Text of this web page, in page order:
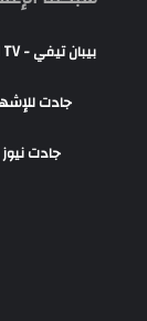
بيبان تيفي - BIBAN TV
جادت
جادت نيوز